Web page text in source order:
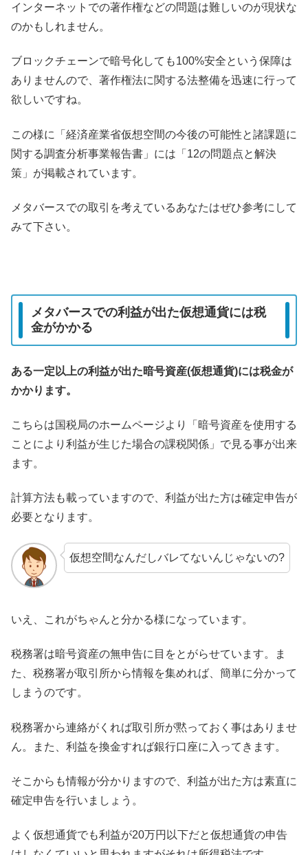
インターネットでの著作権などの問題は難しいのが現状な
のかもしれません。
ブロックチェーンで暗号化しても100%安全という保障は
ありませんので、著作権法に関する法整備を迅速に行って
欲しいですね。
この様に「経済産業省仮想空間の今後の可能性と諸課題に
関する調査分析事業報告書」には「12の問題点と解決
策」が掲載されています。
メタバースでの取引を考えているあなたはぜひ参考にして
みて下さい。
メタバースでの利益が出た仮想通貨には税
金がかかる
ある一定以上の利益が出た暗号資産(仮想通貨)には税金が
かかります。
こちらは国税局のホームページより「暗号資産を使用する
ことにより利益が生じた場合の課税関係」で見る事が出来
ます。
計算方法も載っていますので、利益が出た方は確定申告が
必要となります。
仮想空間なんだしバレてないんじゃないの?
いえ、これがちゃんと分かる様になっています。
税務署は暗号資産の無申告に目をとがらせています。ま
た、税務署が取引所から情報を集めれば、簡単に分かって
しまうのです。
税務署から連絡がくれば取引所が黙っておく事はありませ
ん。また、利益を換金すれば銀行口座に入ってきます。
そこからも情報が分かりますので、利益が出た方は素直に
確定申告を行いましょう。
よく仮想通貨でも利益が20万円以下だと仮想通貨の申告